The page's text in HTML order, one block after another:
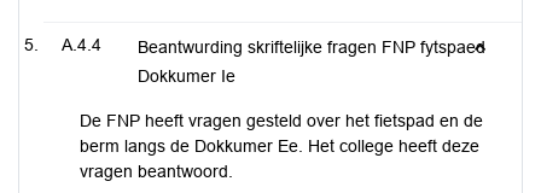
A.4.4
Beantwurding skriftelijke fragen FNP fytspaed
Dokkumer Ie
De FNP heeft vragen gesteld over het fietspad en de
berm langs de Dokkumer Ee. Het college heeft deze
vragen beantwoord.